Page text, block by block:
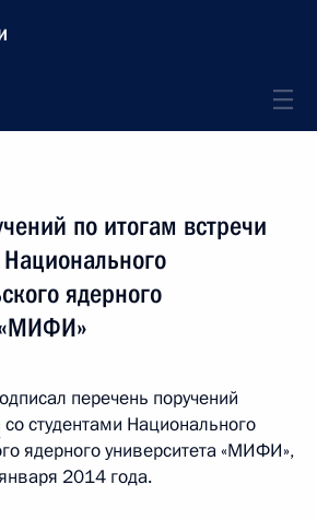
по итогам встречи
ядерного
«МИФИ»
перечень поручений
со студентами Национального
ядерного университета «МИФИ»,
2014 года.